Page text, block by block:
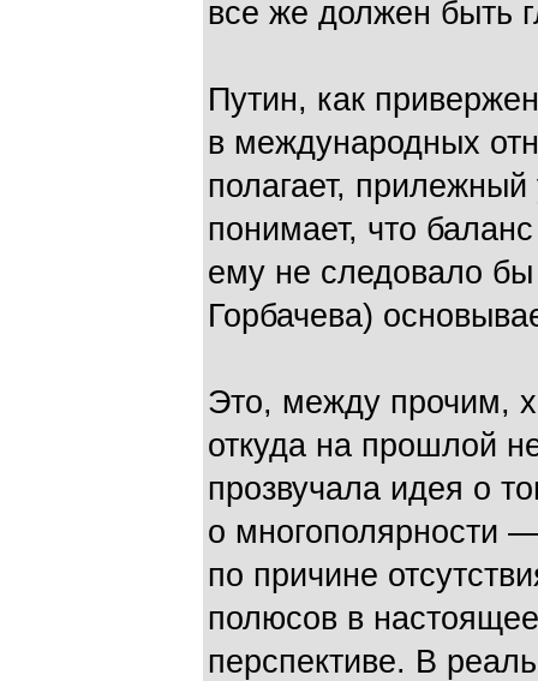
все же должен быть
Путин, как
в международных
полагает,
понимает, что
ему не следовало
Горбачева)
Это, между прочим,
откуда на прошлой
прозвучала идея о
о многополярности
по причине
полюсов в
перспективе. В